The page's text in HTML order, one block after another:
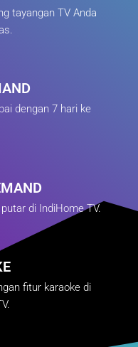
tayangan TV Anda
dengan 7 hari ke
di IndiHome TV.
fitur karaoke di